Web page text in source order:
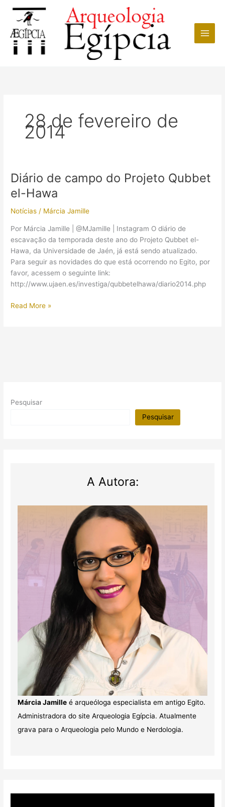
conteúdo
28 de fevereiro de
2014
Diário de campo do Projeto Qubbet
el-Hawa
Notícias / Márcia Jamille
Por Márcia Jamille | @MJamille | Instagram O diário de
escavação da temporada deste ano do Projeto Qubbet el-
Hawa, da Universidade de Jaén, já está sendo atualizado.
Para seguir as novidades do que está ocorrendo no Egito, por
favor, acessem o seguinte link:
http://www.ujaen.es/investiga/qubbetelhawa/diario2014.php
Diário
Read More »
Pesquisar
Pesquisar
A Autora:
Márcia Jamilleé arqueóloga especialista em antigo Egito.
Administradora do site Arqueologia Egípcia. Atualmente
grava para o Arqueologia pelo Mundo e Nerdologia.